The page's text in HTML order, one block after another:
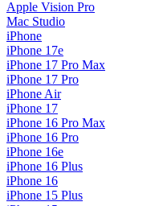
Apple Vision Pro
Mac Studio
iPhone
iPhone 17e
iPhone 17 Pro Max
iPhone 17 Pro
iPhone Air
iPhone 17
iPhone 16 Pro Max
iPhone 16 Pro
iPhone 16e
iPhone 16 Plus
iPhone 16
iPhone 15 Plus